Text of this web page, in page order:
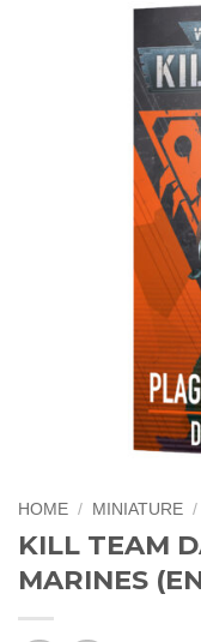
HOME / MINIATURE /
KILL TEAM
MARINES